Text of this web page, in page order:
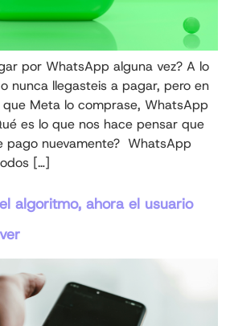
por WhatsApp alguna vez? A lo
nunca llegasteis a pagar, pero en
Meta lo comprase, WhatsApp
es lo que nos hace pensar que
pago nuevamente? WhatsApp
[…]
algoritmo, ahora el usuario